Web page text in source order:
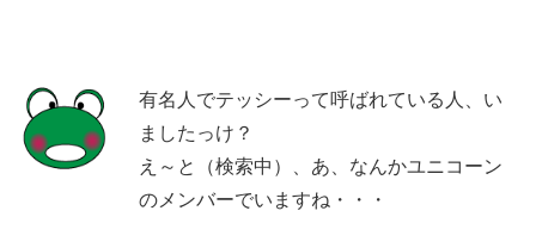
有名人でテッシーって呼ばれている人、い
ましたっけ？
え～と（検索中）、あ、なんかユニコーン
のメンバーでいますね・・・